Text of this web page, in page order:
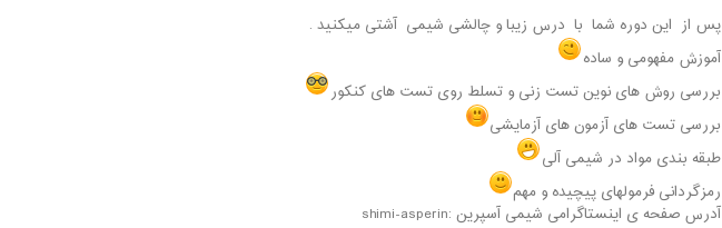
پس از این دوره شما با درس زیبا و چالشی شیمی آشتی میکنید .
آموزش مفهومی و ساده
بررسی روش های نوین تست زنی و تسلط روی تست های کنکور
بررسی تست های آزمون های آزمایشی
طبقه بندی مواد در شیمی آلی
رمزگردانی فرمولهای پیچیده و مهم
آدرس صفحه ی اینستاگرامی شیمی آسپرین :shimi-asperin